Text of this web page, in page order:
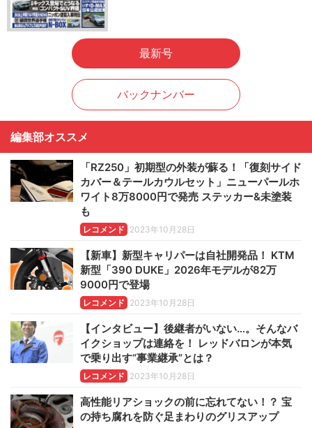
最新号
バックナンバー
編集部オススメ
「RZ250」初期型の外装が蘇る！「復刻サイド
カバー＆テールカウルセット」ニューパールホ
ワイト8万8000円で発売 ステッカー&未塗装
も
レコメンド 2023年10月28日
【新車】新型キャリパーは自社開発品！ KTM
新型「390 DUKE」2026年モデルが82万
9000円で登場
レコメンド 2023年10月28日
【インタビュー】後継者がいない…。そんなバ
イクショップは連絡を！ レッドバロンが本気
で乗り出す“事業継承”とは？
レコメンド 2023年10月28日
高性能リアショックの前に忘れてない！？ 宝
の持ち腐れを防ぐ足まわりのグリスアップ